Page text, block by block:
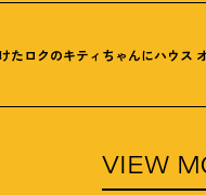
たロクのキティちゃんにハウス
VIEW